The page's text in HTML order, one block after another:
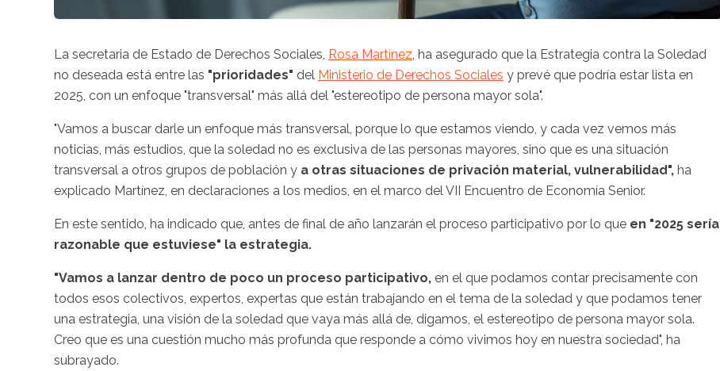
La secretaria de Estado de Derechos Sociales, Rosa Martínez , ha asegurado que la Estrategia contra la Soledad
no deseada está entre las "prioridades" del Ministerio de Derechos Sociales y prevé que podría estar lista en
2025, con un enfoque "transversal" más allá del "estereotipo de persona mayor sola".
"Vamos a buscar darle un enfoque más transversal, porque lo que estamos viendo, y cada vez vemos más
noticias, más estudios, que la soledad no es exclusiva de las personas mayores, sino que es una situación
transversal a otros grupos de población y a otras situaciones de privación material, vulnerabilidad", ha
explicado Martínez, en declaraciones a los medios, en el marco del VII Encuentro de Economía Senior.
En este sentido, ha indicado que, antes de final de año lanzarán el proceso participativo por lo que en "2025 sería
razonable que estuviese" la estrategia.
"Vamos a lanzar dentro de poco un proceso participativo, en el que podamos contar precisamente con
todos esos colectivos, expertos, expertas que están trabajando en el tema de la soledad y que podamos tener
una estrategia, una visión de la soledad que vaya más allá de, digamos, el estereotipo de persona mayor sola.
Creo que es una cuestión mucho más profunda que responde a cómo vivimos hoy en nuestra sociedad", ha
subrayado.